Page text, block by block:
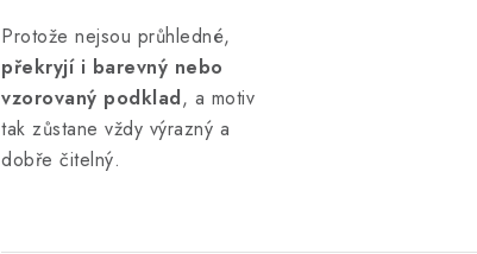
Protože nejsou průhledné,
překryjí i barevný nebo
vzorovaný podklad, a motiv
tak zůstane vždy výrazný a
dobře čitelný.